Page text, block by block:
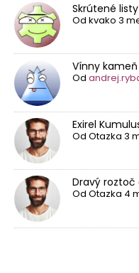
Skrútené
Od kvako 3
Vínny
Od
Exirel
Od Otazka 3
Dravý roztoč
Od Otazka 4